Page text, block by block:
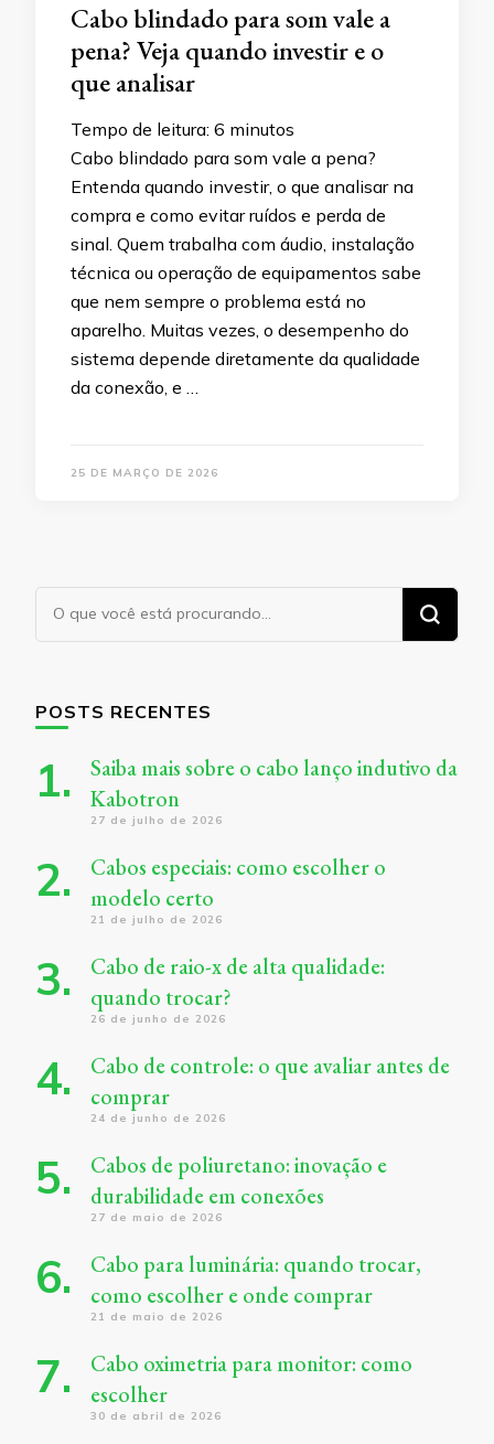
Cabo blindado para som vale a
pena? Veja quando investir e o
que analisar
Tempo de leitura: 6 minutos
Cabo blindado para som vale a pena?
Entenda quando investir, o que analisar na
compra e como evitar ruídos e perda de
sinal. Quem trabalha com áudio, instalação
técnica ou operação de equipamentos sabe
que nem sempre o problema está no
aparelho. Muitas vezes, o desempenho do
sistema depende diretamente da qualidade
da conexão, e …
25 DE MARÇO DE 2026
Procurando
algo?
POSTS RECENTES
Saiba mais sobre o cabo lanço indutivo da
Kabotron
27 de julho de 2026
Cabos especiais: como escolher o
modelo certo
21 de julho de 2026
Cabo de raio-x de alta qualidade:
quando trocar?
26 de junho de 2026
Cabo de controle: o que avaliar antes de
comprar
24 de junho de 2026
Cabos de poliuretano: inovação e
durabilidade em conexões
27 de maio de 2026
Cabo para luminária: quando trocar,
como escolher e onde comprar
21 de maio de 2026
Cabo oximetria para monitor: como
escolher
30 de abril de 2026